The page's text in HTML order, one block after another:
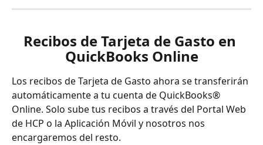
Recibos de Tarjeta de Gasto en
QuickBooks Online
Los recibos de Tarjeta de Gasto ahora se transferirán
automáticamente a tu cuenta de QuickBooks®
Online. Solo sube tus recibos a través del Portal Web
de HCP o la Aplicación Móvil y nosotros nos
encargaremos del resto.